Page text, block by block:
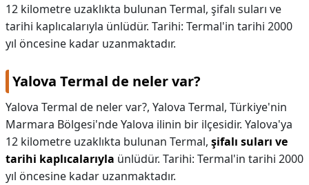
12 kilometre uzaklıkta bulunan Termal, şifalı suları ve
tarihi kaplıcalarıyla ünlüdür. Tarihi: Termal'in tarihi 2000
yıl öncesine kadar uzanmaktadır.
Yalova Termal de neler var?
Yalova Termal de neler var?, Yalova Termal, Türkiye'nin
Marmara Bölgesi'nde Yalova ilinin bir ilçesidir. Yalova'ya
12 kilometre uzaklıkta bulunan Termal, şifalı suları ve
tarihi kaplıcalarıyla ünlüdür. Tarihi: Termal'in tarihi 2000
yıl öncesine kadar uzanmaktadır.